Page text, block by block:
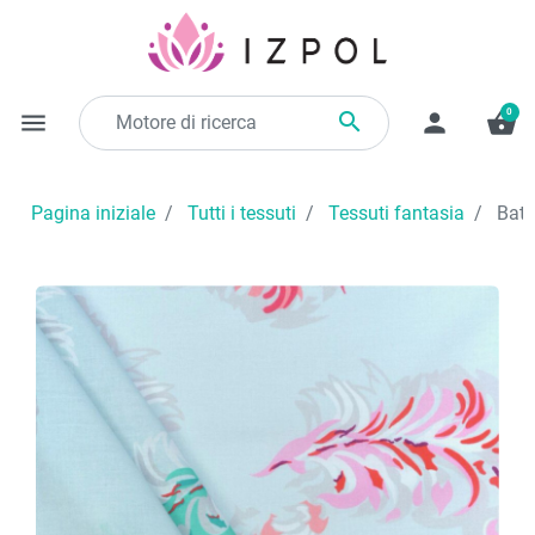
menu  person shopping_basket
0
Pagina iniziale Tutti i tessuti Tessuti fantasia